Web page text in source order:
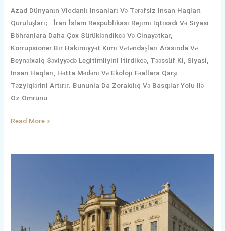
Azad Dünyanın Vicdanlı Insanları Və Tərəfsiz Insan Haqları
Quruluşları; İran İslam Respublikası Rejimi Iqtisadi Və Siyasi
Böhranlara Daha Çox Sürükləndikcə Və Cinayətkar,
Korrupsioner Bir Hakimiyyət Kimi Vətəndaşları Arasında Və
Beynəlxalq Səviyyədə Legitimliyini Itirdikcə, Təəssüf Ki, Siyasi,
Insan Haqları, Hətta Mədəni Və Ekoloji Fəallara Qarşı
Təzyiqlərini Artırır. Bununla Da Zorakılıq Və Basqılar Yolu Ilə
Öz Ömrünü
Read More »